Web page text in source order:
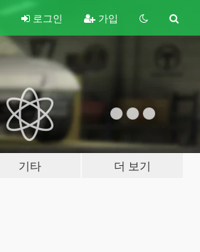
로그인 가입
기타 더 보기